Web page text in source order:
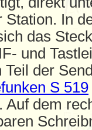
Station. In
das
und
Teil der
S 519
. Auf dem